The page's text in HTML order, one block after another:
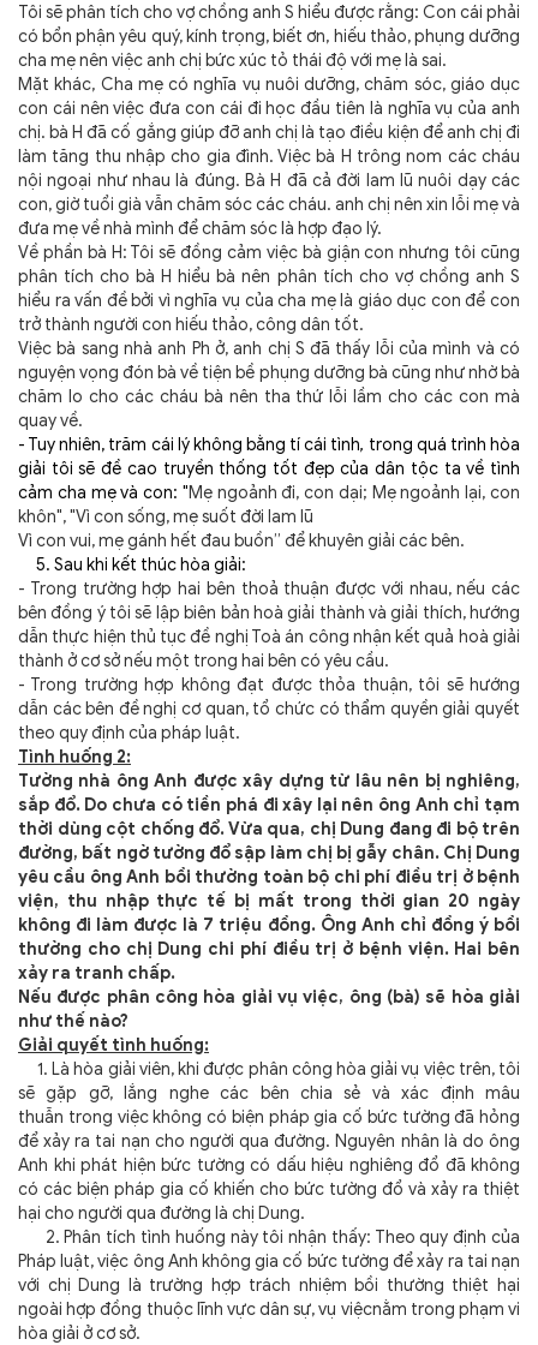
Tôi sẽ phân tích cho vợ chồng anh S hiểu được rằng: Con cái phải
có bổn phận yêu quý, kính trọng, biết ơn, hiếu thảo, phụng dưỡng
cha mẹ nên việc anh chị bức xúc tỏ thái độ với mẹ là sai.
Mặt khác, Cha mẹ có nghĩa vụ nuôi dưỡng, chăm sóc, giáo dục
con cái nên việc đưa con cái đi học đầu tiên là nghĩa vụ của anh
chị. bà H đã cố gắng giúp đỡ anh chị là tạo điều kiện để anh chị đi
làm tăng thu nhập cho gia đình. Việc bà H trông nom các cháu
nội ngoại như nhau là đúng. Bà H đã cả đời lam lũ nuôi dạy các
con, giờ tuổi già vẫn chăm sóc các cháu. anh chị nên xin lỗi mẹ và
đưa mẹ về nhà mình để chăm sóc là hợp đạo lý.
Về phần bà H: Tôi sẽ đồng cảm việc bà giận con nhưng tôi cũng
phân tích cho bà H hiểu bà nên phân tích cho vợ chồng anh S
hiểu ra vấn đề bởi vì nghĩa vụ của cha mẹ là giáo dục con để con
trở thành người con hiếu thảo, công dân tốt.
Việc bà sang nhà anh Ph ở, anh chị S đã thấy lỗi của mình và có
nguyện vọng đón bà về tiện bề phụng dưỡng bà cũng như nhờ bà
chăm lo cho các cháu bà nên tha thứ lỗi lầm cho các con mà
quay về.
- Tuy nhiên, trăm cái lý không bằng tí cái tình, trong quá trình hòa
giải tôi sẽ đề cao truyền thống tốt đẹp của dân tộc ta về tình
cảm cha mẹ và con: "Mẹ ngoảnh đi, con dại; Mẹ ngoảnh lại, con
khôn", "Vì con sống, mẹ suốt đời lam lũ
Vì con vui, mẹ gánh hết đau buồn” để khuyên giải các bên.
5. Sau khi kết thúc hòa giải:
- Trong trường hợp hai bên thoả thuận được với nhau, nếu các
bên đồng ý tôi sẽ lập biên bản hoà giải thành và giải thích, hướng
dẫn thực hiện thủ tục đề nghị Toà án công nhận kết quả hoà giải
thành ở cơ sở nếu một trong hai bên có yêu cầu.
- Trong trường hợp không đạt được thỏa thuận, tôi sẽ hướng
dẫn các bên đề nghị cơ quan, tổ chức có thẩm quyền giải quyết
theo quy định của pháp luật.
Tình huống 2:
Tường nhà ông Anh được xây dựng từ lâu nên bị nghiêng,
sắp đổ. Do chưa có tiền phá đi xây lại nên ông Anh chỉ tạm
thời dùng cột chống đổ. Vừa qua, chị Dung đang đi bộ trên
đường, bất ngờ tường đổ sập làm chị bị gẫy chân. Chị Dung
yêu cầu ông Anh bồi thường toàn bộ chi phí điều trị ở bệnh
viện, thu nhập thực tế bị mất trong thời gian 20 ngày
không đi làm được là 7 triệu đồng. Ông Anh chỉ đồng ý bồi
thường cho chị Dung chi phí điều trị ở bệnh viện. Hai bên
xảy ra tranh chấp.
Nếu được phân công hòa giải vụ việc, ông (bà) sẽ hòa giải
như thế nào?
Giải quyết tình huống:
1. Là hòa giải viên, khi được phân công hòa giải vụ việc trên, tôi
sẽ gặp gỡ, lắng nghe các bên chia sẻ và xác định mâu
thuẫn trong việc không có biện pháp gia cố bức tường đã hỏng
để xảy ra tai nạn cho người qua đường. Nguyên nhân là do ông
Anh khi phát hiện bức tường có dấu hiệu nghiêng đổ đã không
có các biện pháp gia cố khiến cho bức tường đổ và xảy ra thiệt
hại cho người qua đường là chị Dung.
2. Phân tích tình huống này tôi nhận thấy: Theo quy định của
Pháp luật, việc ông Anh không gia cố bức tường để xảy ra tai nạn
với chị Dung là trường hợp trách nhiệm bồi thường thiệt hại
ngoài hợp đồng thuộc lĩnh vực dân sự, vụ việcnằm trong phạm vi
hòa giải ở cơ sở.